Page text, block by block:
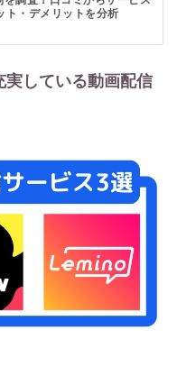
ト・デメリットを分析
実している動画配信